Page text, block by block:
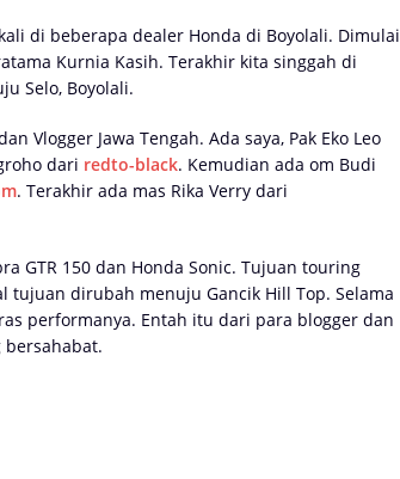
di beberapa dealer Honda di Boyolali. Dimulai
Kurnia Kasih. Terakhir kita singgah di
Selo, Boyolali.
Vlogger Jawa Tengah. Ada saya, Pak Eko Leo
dari redto-black. Kemudian ada om Budi
. Terakhir ada mas Rika Verry dari
GTR 150 dan Honda Sonic. Tujuan touring
tujuan dirubah menuju Gancik Hill Top. Selama
performanya. Entah itu dari para blogger dan
bersahabat.